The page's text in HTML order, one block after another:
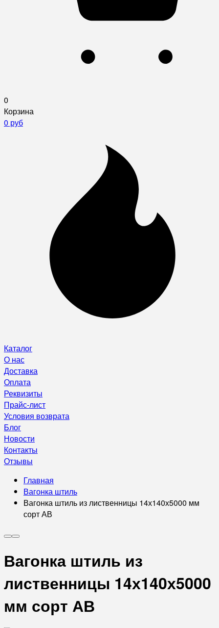
0
Корзина
0 руб
Каталог
О нас
Доставка
Оплата
Реквизиты
Прайс-лист
Условия возврата
Блог
Новости
Контакты
Отзывы
Главная
Вагонка штиль
Вагонка штиль из лиственницы 14х140х5000 мм
сорт АВ
Вагонка штиль из
лиственницы 14х140х5000
мм сорт АВ